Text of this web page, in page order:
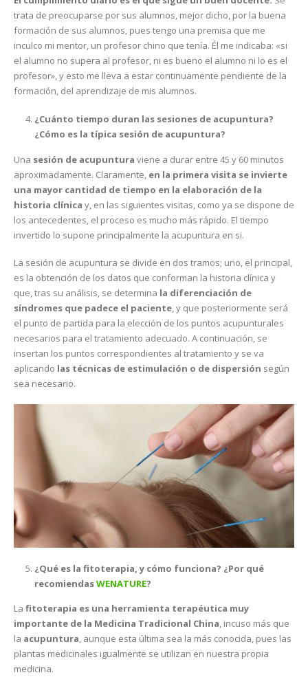
trata de preocuparse por sus alumnos, mejor dicho, por la buena
formación de sus alumnos, pues tengo una premisa que me
inculco mi mentor, un profesor chino que tenía. Él me indicaba: «si
el alumno no supera al profesor, ni es bueno el alumno ni lo es el
profesor», y esto me lleva a estar continuamente pendiente de la
formación, del aprendizaje de mis alumnos.
¿Cuánto tiempo duran las sesiones de acupuntura?
¿Cómo es la típica sesión de acupuntura?
Una sesión de acupuntura viene a durar entre 45 y 60 minutos
aproximadamente. Claramente, en la primera visita se invierte
una mayor cantidad de tiempo en la elaboración de la
historia clínica y, en las siguientes visitas, como ya se dispone de
los antecedentes, el proceso es mucho más rápido. El tiempo
invertido lo supone principalmente la acupuntura en si.
La sesión de acupuntura se divide en dos tramos; uno, el principal,
es la obtención de los datos que conforman la historia clínica y
que, tras su análisis, se determina la diferenciación de
síndromes que padece el paciente, y que posteriormente será
el punto de partida para la elección de los puntos acupunturales
necesarios para el tratamiento adecuado. A continuación, se
insertan los puntos correspondientes al tratamiento y se va
aplicando las técnicas de estimulación o de dispersión según
sea necesario.
¿Qué es la fitoterapia, y cómo funciona? ¿Por qué
recomiendasWENATURE?
La fitoterapia es una herramienta terapéutica muy
importante de la Medicina Tradicional China, incuso más que
la acupuntura, aunque esta última sea la más conocida, pues las
plantas medicinales igualmente se utilizan en nuestra propia
medicina.